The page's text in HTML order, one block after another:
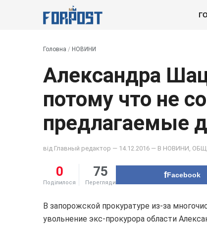
Головна / НОВИНИ
Александра
потому что не
предлагаемые
від Главный редактор — 14.12.2016 — В НОВИНИ
0
Поділилося
75
Перегляди
Facebook
В запорожской прокуратуре из-за
увольнение экс-прокурора области